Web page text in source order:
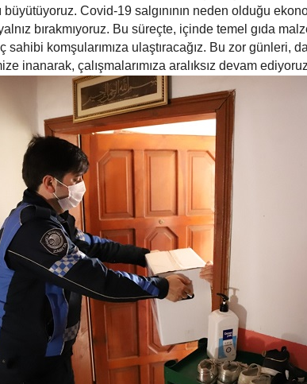
büyütüyoruz. Covid-19 salgınının neden olduğu
yalnız bırakmıyoruz. Bu süreçte, içinde temel gıda
sahibi komşularımıza ulaştıracağız. Bu zor günleri,
inanarak, çalışmalarımıza aralıksız devam